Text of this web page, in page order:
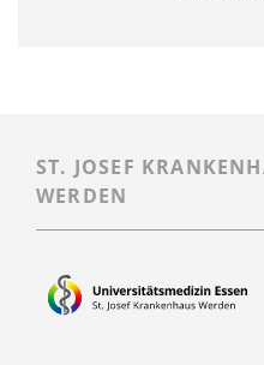
ST. JOSEF
WERDEN